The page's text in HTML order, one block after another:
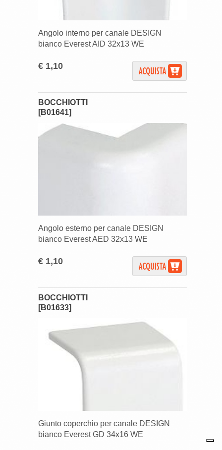
Angolo interno per canale DESIGN
bianco Everest AID 32x13 WE
€ 1,10
BOCCHIOTTI
[B01641]
Angolo esterno per canale DESIGN
bianco Everest AED 32x13 WE
€ 1,10
BOCCHIOTTI
[B01633]
Giunto coperchio per canale DESIGN
bianco Everest GD 34x16 WE